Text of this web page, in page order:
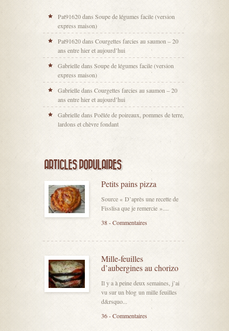
Pat91620dans Soupe de légumes facile (version
express maison)
Pat91620dans Courgettes farcies au saumon – 20
ans entre hier et aujourd’hui
Gabrielledans Soupe de légumes facile (version
express maison)
Gabrielledans Courgettes farcies au saumon – 20
ans entre hier et aujourd’hui
Gabrielledans Poêlée de poireaux, pommes de terre,
lardons et chèvre fondant
ARTICLES POPULAIRES
Petits pains pizza
Source « D’après une recette de
Fisslisa que je remercie »....
38 - Commentaires
Mille-feuilles
d’aubergines au chorizo
Il y a à peine deux semaines, j’ai
vu sur un blog un mille feuilles
d&rsquo...
36 - Commentaires